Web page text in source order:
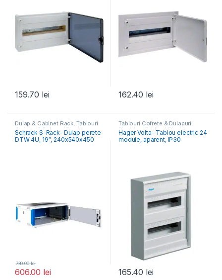
159.70 lei 162.40 lei
Dulap & Cabinet Rack, Tablouri
Cofrete & Dulapuri Electrice
Schrack S-Rack- Dulap perete
DTW 4U, 19″, 240x540x450
606.00 lei
730.00lei
Tablouri Cofrete & Dulapuri
Electrice ,Tablouri Electrice
Rezidențiale Aparente
Hager Volta- Tablou electric 24
module, aparent, IP30
165.40 lei